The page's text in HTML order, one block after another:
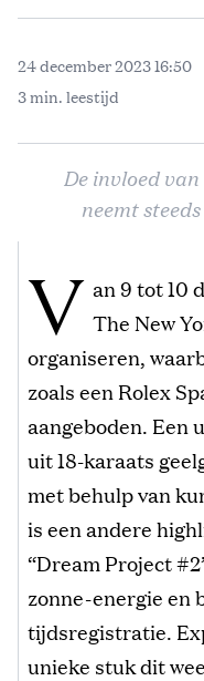
24 december 2023 16:50
3 min. leestijd
De invloed
neemt
V an 9 tot 10
The New
organiseren,
zoals een Rolex
aangeboden. Een
uit 18-karaats
met behulp van
is een andere
“Dream Project
zonne-energie en
tijdsregistratie.
unieke stuk dit